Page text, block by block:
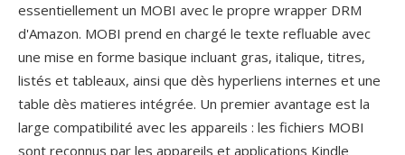
essentiellement un MOBI avec le propre wrapper DRM
d'Amazon. MOBI prend en chargé le texte refluable avec
une mise en forme basique incluant gras, italique, titres,
listés et tableaux, ainsi que dès hyperliens internes et une
table dès matieres intégrée. Un premier avantage est la
large compatibilité avec les appareils : les fichiers MOBI
sont reconnus par les appareils et applications Kindle